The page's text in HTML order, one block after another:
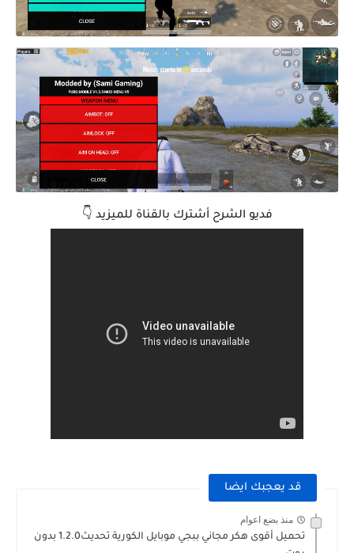
فديو الشرح أشترك بالقناة للميزيد 👇
قد يعجبك ايضا
منذ بضع اعوام
تحميل أقوى هكر مجاني ببجي موبايل الكورية تحديث1.2.0 بدون